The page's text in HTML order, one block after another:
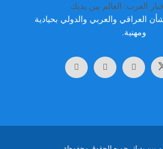
العراقي والعربي والدولي بحيادية
ومهنية.